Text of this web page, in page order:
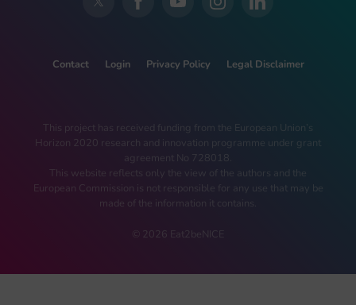
Contact Login Privacy Policy Legal Disclaimer
This project has received funding from the European Union’s
Horizon 2020 research and innovation programme under grant
agreement No 728018.
This website reflects only the view of the authors and the
European Commission is not responsible for any use that may be
made of the information it contains.
© 2026 Eat2beNICE